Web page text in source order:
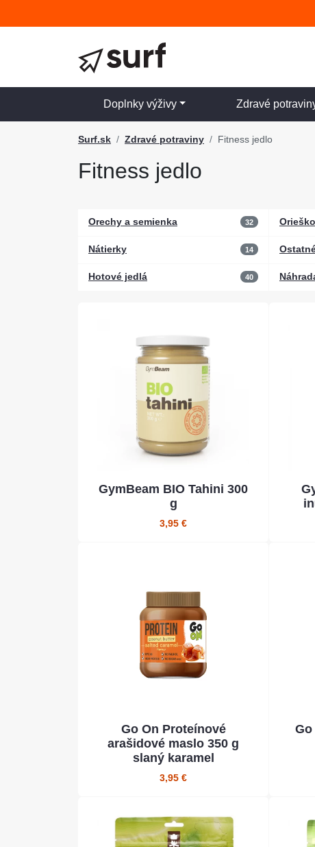
Doplnky výživy Zdravé
Surf.sk Zdravé potraviny Fitness jedlo
Fitness jedlo
Orechy a semienka 32
Nátierky 14
Hotové jedlá 40
GymBeam BIO Tahini 300
g
3,95 €
Go On Proteínové
arašidové maslo 350 g
slaný karamel
3,95 €